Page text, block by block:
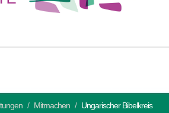
Mitmachen Ungarischer Bibelkreis